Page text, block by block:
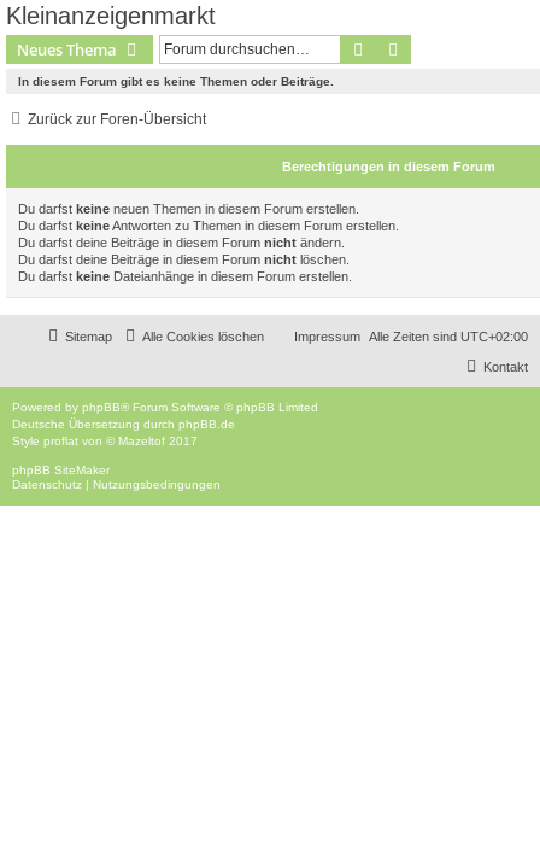
Kleinanzeigenmarkt
Neues Thema Suche
In diesem Forum gibt es keine Themen oder Beiträge.
Zurück zur Foren-Übersicht
Berechtigungen in diesem Forum
Du darfst keine neuen Themen in diesem Forum erstellen.
Du darfst keineAntworten zu Themen in diesem Forum erstellen.
Du darfst deine Beiträge in diesem Forum nicht ändern.
Du darfst deine Beiträge in diesem Forum nicht löschen.
Du darfst keine Dateianhänge in diesem Forum erstellen.
Alle Zeiten sind UTC+02:00
Impressum
Alle Cookies löschen
Sitemap
Kontakt
Powered by phpBB® Forum Software © phpBB Limited
Deutsche Übersetzung durch phpBB.de
Style proflat von © Mazeltof 2017
phpBB SiteMaker
Datenschutz | Nutzungsbedingungen